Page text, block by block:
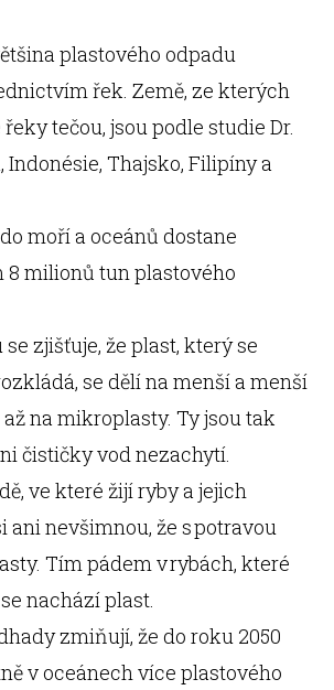
plastového odpadu
řek. Země, ze kterých
tečou, jsou podle studie Dr.
Indonésie, Thajsko, Filipíny a
moří a oceánů dostane
8 milionů tun plastového
zjišťuje, že plast, který se
se dělí na menší a menší
na mikroplasty. Ty jsou tak
čističky vod nezachytí.
ve které žijí ryby a jejich
ani nevšimnou, že s potravou
Tím pádem v rybách, které
nachází plast.
zmiňují, že do roku 2050
v oceánech více plastového